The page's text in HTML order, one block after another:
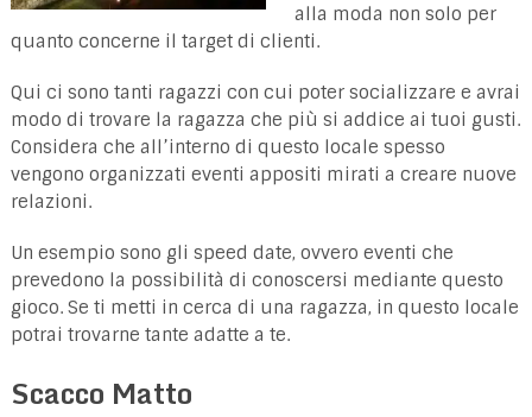
alla moda non solo per
quanto concerne il target di clienti.
Qui ci sono tanti ragazzi con cui poter socializzare e avrai
modo di trovare la ragazza che più si addice ai tuoi gusti.
Considera che all’interno di questo locale spesso
vengono organizzati eventi appositi mirati a creare nuove
relazioni.
Un esempio sono gli speed date, ovvero eventi che
prevedono la possibilità di conoscersi mediante questo
gioco. Se ti metti in cerca di una ragazza, in questo locale
potrai trovarne tante adatte a te.
Scacco Matto